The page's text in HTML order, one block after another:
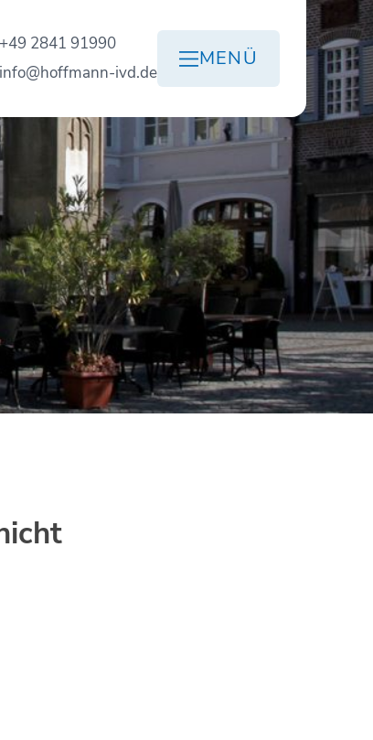
+49 2841 91990
info@hoffmann-ivd.de
MENÜ